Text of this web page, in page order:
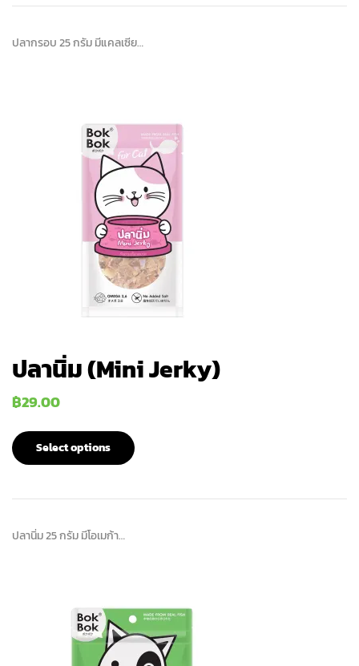
ปลากรอบ 25 กรัม มีแคลเซีย…
ปลานิ่ม (Mini Jerky)
฿29.00
Select options
ปลานิ่ม 25 กรัม มีโอเมก้า…